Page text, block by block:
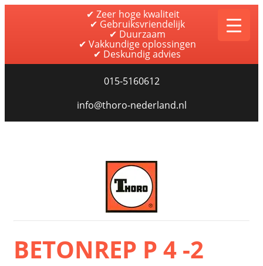
✔ Zeer hoge kwaliteit
✔ Gebruiksvriendelijk
✔ Duurzaam
✔ Vakkundige oplossingen
✔ Deskundig advies
015-5160612
info@thoro-nederland.nl
BETONREP P 4 -2